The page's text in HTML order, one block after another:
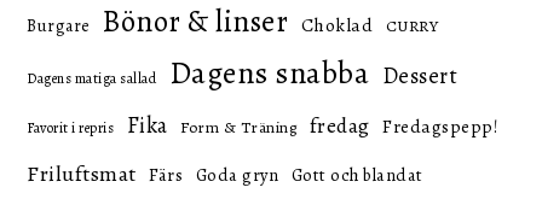
Burgare Bönor & linser Choklad CURRY
Dagens matiga sallad Dagens snabba Dessert
Favorit i repris Fika Form & Träning fredag Fredagspepp!
Friluftsmat Färs Goda gryn Gott och blandat